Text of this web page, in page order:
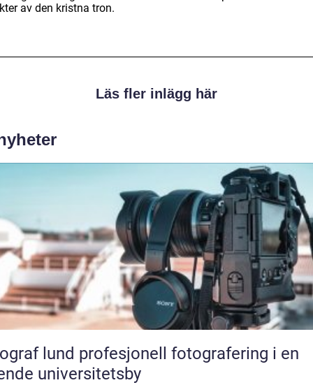
av den kristna tron.
Läs fler inlägg här
profesjonell fotografering i en
universitetsby